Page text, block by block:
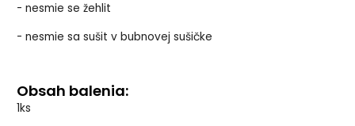
- nesmie se žehlit
- nesmie sa sušit v bubnovej sušičke
Obsah balenia:
1ks